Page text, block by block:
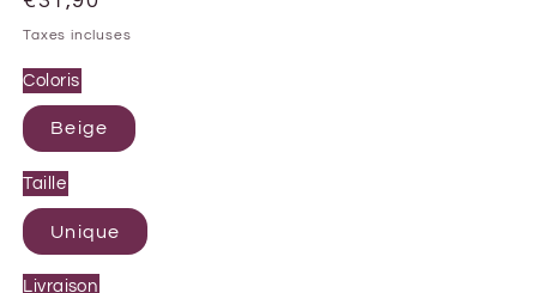
habituel
Taxes incluses
Coloris
Beige
Taille
Unique
Livraison